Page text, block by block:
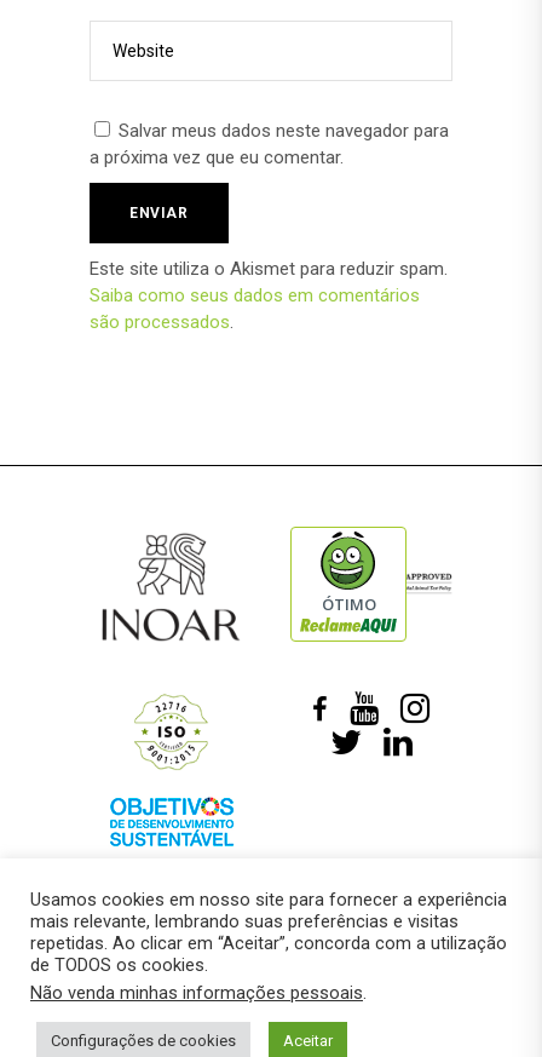
Salvar meus dados neste navegador para
a próxima vez que eu comentar.
Este site utiliza o Akismet para reduzir spam.
Saiba como seus dados em comentários
são processados.
ÓTIMO
© 2018 –Marcelo Roberto Pressi
Política de privacidade
Usamos cookies em nosso site para fornecer a experiência
mais relevante, lembrando suas preferências e visitas
repetidas. Ao clicar em “Aceitar”, concorda com a utilização
de TODOS os cookies.
Não venda minhas informações pessoais.
Configurações de cookies Aceitar